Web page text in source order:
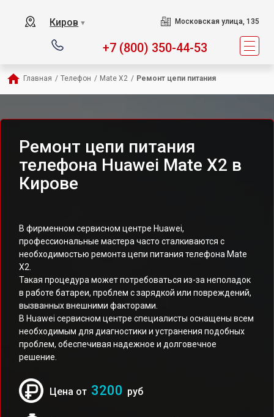
Киров ▼ Московская улица, 135
+7 (800) 350-44-53
Главная / Телефон / Mate X2 / Ремонт цепи питания
Ремонт цепи питания
телефона Huawei Mate X2 в
Кирове
В фирменном сервисном центре Huawei,
профессиональные мастера часто сталкиваются с
необходимостью ремонта цепи питания телефона Mate
X2.
Такая процедура может потребоваться из-за неполадок
в работе батареи, проблем с зарядкой или повреждений,
вызванных внешними факторами.
В Huawei сервисном центре специалисты оснащены всем
необходимым для диагностики и устранения подобных
проблем, обеспечивая надежное и долговечное
решение.
Цена от 3200 руб